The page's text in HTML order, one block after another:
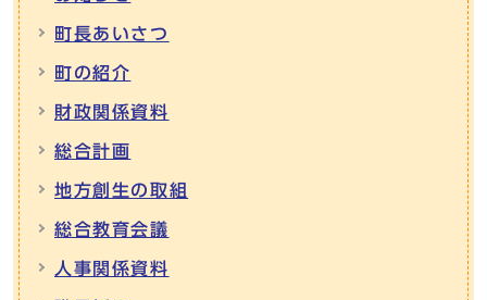
町長あいさつ
町の紹介
財政関係資料
総合計画
地方創生の取組
総合教育会議
人事関係資料